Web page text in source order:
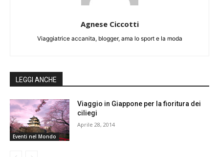
Agnese Ciccotti
Viaggiatrice accanita, blogger, ama lo sport e la moda
LEGGI ANCHE
Eventi nel Mondo
Viaggio in Giappone per la fioritura dei
ciliegi
Aprile 28, 2014